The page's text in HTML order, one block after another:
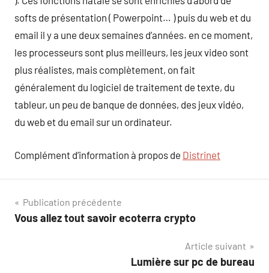
softs de présentation ( Powerpoint… ) puis du web et du
email il y a une deux semaines d’années. en ce moment,
les processeurs sont plus meilleurs, les jeux video sont
plus réalistes, mais complètement, on fait
généralement du logiciel de traitement de texte, du
tableur, un peu de banque de données, des jeux vidéo,
du web et du email sur un ordinateur.
Complément d’information à propos de Distrinet
Navigation
de
Publication précédente
Vous allez tout savoir ecoterra crypto
Article suivant
Lumière sur pc de bureau